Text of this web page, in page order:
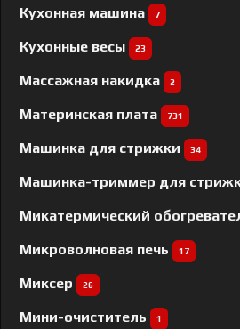
Кухонная машина 7
Кухонные весы 23
Массажная накидка 2
Материнская плата 731
Машинка для стрижки 34
Машинка-триммер для
Микатермический
Микроволновая печь 17
Миксер 26
Мини-очиститель 1